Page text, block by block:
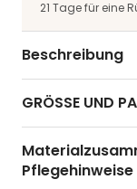
21 Tage für eine
Beschreibung
GRÖSSE UND
Pflegehinweise